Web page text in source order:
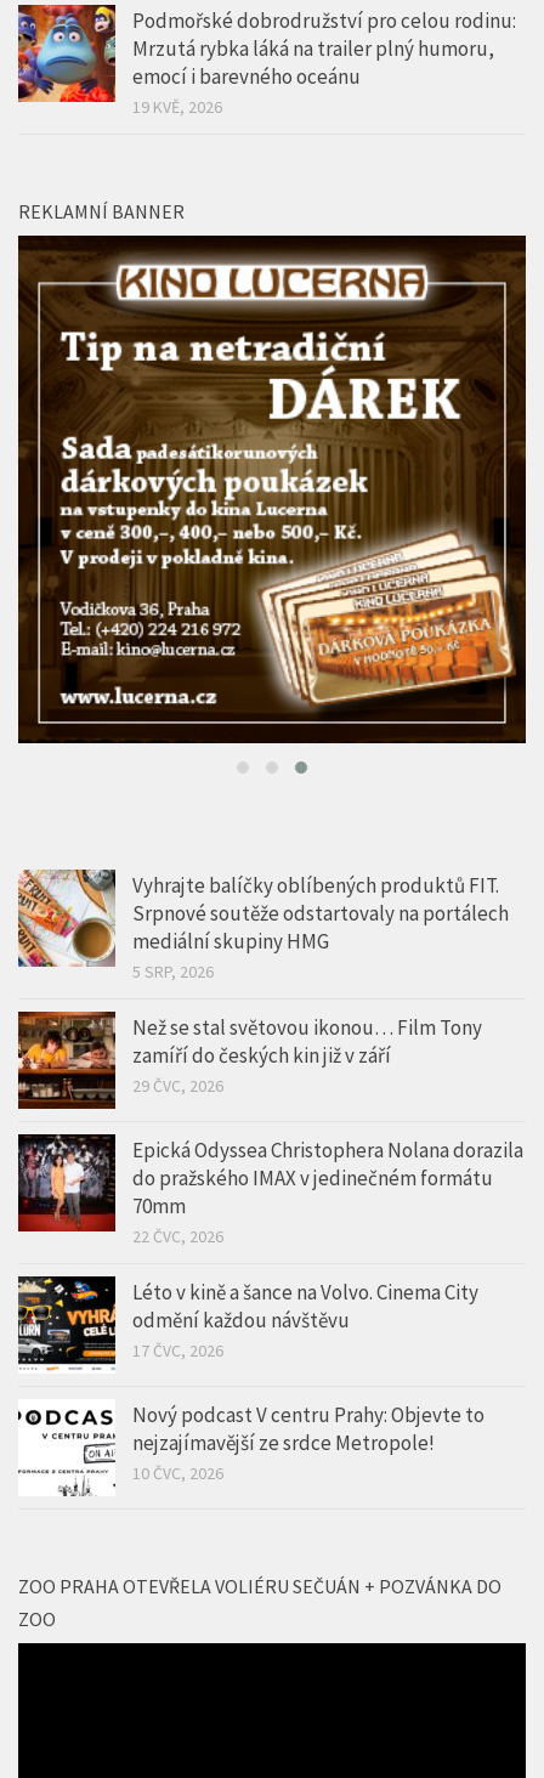
Podmořské dobrodružství pro celou rodinu:
Mrzutá rybka láká na trailer plný humoru,
emocí i barevného oceánu
19 KVĚ, 2026
REKLAMNÍ BANNER
Vyhrajte balíčky oblíbených produktů FIT.
Srpnové soutěže odstartovaly na portálech
mediální skupiny HMG
5 SRP, 2026
Než se stal světovou ikonou… Film Tony
zamíří do českých kin již v září
29 ČVC, 2026
Epická Odyssea Christophera Nolana dorazila
do pražského IMAX v jedinečném formátu
70mm
22 ČVC, 2026
Léto v kině a šance na Volvo. Cinema City
odmění každou návštěvu
17 ČVC, 2026
Nový podcast V centru Prahy: Objevte to
nejzajímavější ze srdce Metropole!
10 ČVC, 2026
ZOO PRAHA OTEVŘELA VOLIÉRU SEČUÁN + POZVÁNKA DO
ZOO